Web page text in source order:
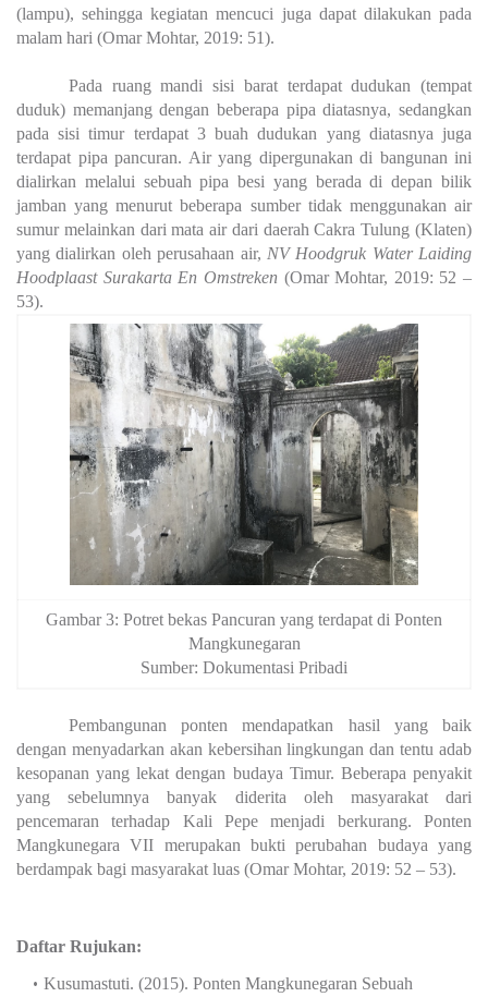
(lampu), sehingga kegiatan mencuci juga dapat dilakukan pada
malam hari (Omar Mohtar, 2019: 51).
Pada ruang mandi sisi barat terdapat dudukan (tempat
duduk) memanjang dengan beberapa pipa diatasnya, sedangkan
pada sisi timur terdapat 3 buah dudukan yang diatasnya juga
terdapat pipa pancuran. Air yang dipergunakan di bangunan ini
dialirkan melalui sebuah pipa besi yang berada di depan bilik
jamban yang menurut beberapa sumber tidak menggunakan air
sumur melainkan dari mata air dari daerah Cakra Tulung (Klaten)
yang dialirkan oleh perusahaan air, NV Hoodgruk Water Laiding
Hoodplaast Surakarta En Omstreken (Omar Mohtar, 2019: 52 –
53).
Gambar 3: Potret bekas Pancuran yang terdapat di Ponten
Mangkunegaran
Sumber: Dokumentasi Pribadi
Pembangunan ponten mendapatkan hasil yang baik
dengan menyadarkan akan kebersihan lingkungan dan tentu adab
kesopanan yang lekat dengan budaya Timur. Beberapa penyakit
yang sebelumnya banyak diderita oleh masyarakat dari
pencemaran terhadap Kali Pepe menjadi berkurang. Ponten
Mangkunegara VII merupakan bukti perubahan budaya yang
berdampak bagi masyarakat luas (Omar Mohtar, 2019: 52 – 53).
Daftar Rujukan:
Kusumastuti. (2015). Ponten Mangkunegaran Sebuah